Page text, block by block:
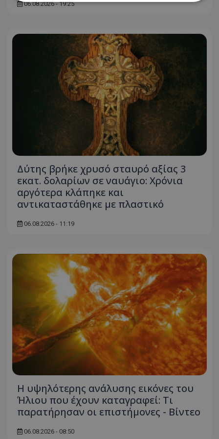
06.08.2026 - 19:25
Δύτης βρήκε χρυσό σταυρό αξίας 3
εκατ. δολαρίων σε ναυάγιο: Χρόνια
αργότερα κλάπηκε και
αντικαταστάθηκε με πλαστικό
06.08.2026 - 11:19
Η υψηλότερης ανάλυσης εικόνες του
Ήλιου που έχουν καταγραφεί: Τι
παρατήρησαν οι επιστήμονες - Βίντεο
06.08.2026 - 08:50
Στόχευσης
Λειτουργικότητας
Μη ταξινομημένα
Τα απολύτως απαραίτητα cookies επιτρέπουν
βασικές λειτουργίες του ιστότοπου, όπως τη
σύνδεση χρήστη και τη διαχείριση λογαριασμού.
Ο ιστότοπος δεν μπορεί να χρησιμοποιηθεί σωστά
χωρίς τα απολύτως απαραίτητα cookies.
Ονοματεπώνυμο
Προμηθευτής
VISITOR_PRIVACY_METADATA
YouTube
.youtube.com